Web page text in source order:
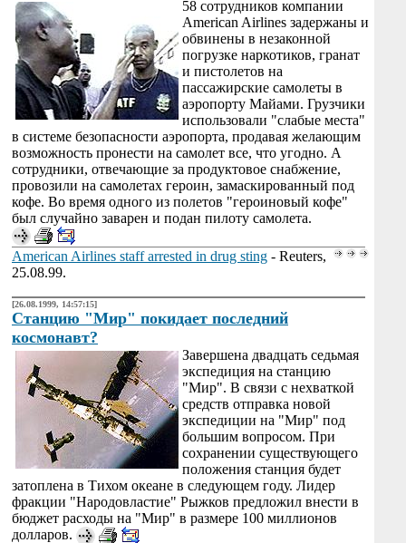
58 сотрудников компании
American Airlines задержаны и
обвинены в незаконной
погрузке наркотиков, гранат
и пистолетов на
пассажирские самолеты в
аэропорту Майами. Грузчики
использовали "слабые места"
в системе безопасности аэропорта, продавая желающим
возможность пронести на самолет все, что угодно. А
сотрудники, отвечающие за продуктовое снабжение,
провозили на самолетах героин, замаскированный под
кофе. Во время одного из полетов "героиновый кофе"
был случайно заварен и подан пилоту самолета.
American Airlines staff arrested in drug sting - Reuters,
25.08.99.
[26.08.1999, 14:57:15]
Станцию "Мир" покидает последний
космонавт?
Завершена двадцать седьмая
экспедиция на станцию
"Мир". В связи с нехваткой
средств отправка новой
экспедиции на "Мир" под
большим вопросом. При
сохранении существующего
положения станция будет
затоплена в Тихом океане в следующем году. Лидер
фракции "Народовластие" Рыжков предложил внести в
бюджет расходы на "Мир" в размере 100 миллионов
долларов.